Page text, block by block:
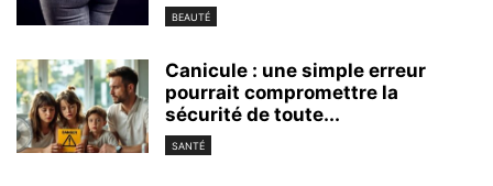
BEAUTÉ
Canicule : une simple erreur
pourrait compromettre la
sécurité de toute...
SANTÉ